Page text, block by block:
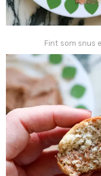
Fint som snus